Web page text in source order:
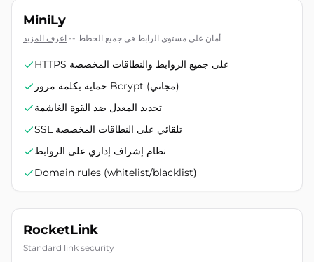
MiniLy
أمان على مستوى الرابط في جميع الخطط -- اعرف المزيد
HTTPS على جميع الروابط والنطاقات المخصصة
حماية بكلمة مرور Bcrypt (مجاني)
تحديد المعدل ضد القوة الغاشمة
SSL تلقائي على النطاقات المخصصة
نظام إشراف إداري على الروابط
Domain rules (whitelist/blacklist)
RocketLink
Standard link security